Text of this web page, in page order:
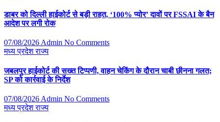
डाबर को दिल्ली हाईकोर्ट से बड़ी राहत, ‘100% प्योर’ दावों पर FSSAI के बैन
आदेश पर लगी रोक
07/08/2026Admin No Comments
मध्य प्रदेशराज्य
जबलपुर हाईकोर्ट की सख्त टिप्पणी, वाहन चेकिंग के दौरान चाबी छीनना गलत;
SP को कार्रवाई के निर्देश
07/08/2026 Admin No Comments
मध्य प्रदेशराज्य